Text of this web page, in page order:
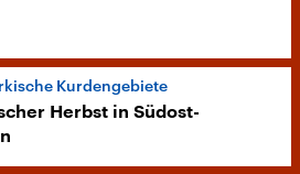
Kurdengebiete
Herbst in Südost-